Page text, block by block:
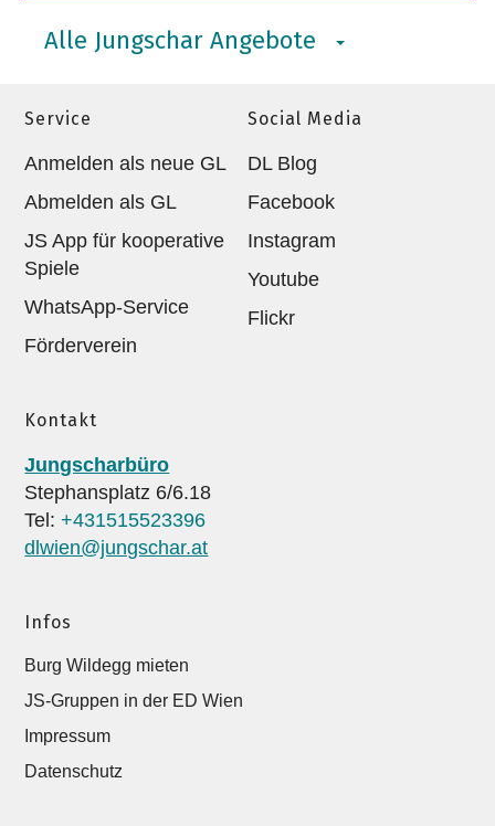
Alle Jungschar Angebote
Service
Anmelden als neue GL
Abmelden als GL
JS App für kooperative
Spiele
WhatsApp-Service
Förderverein
Social Media
DL Blog
Facebook
Instagram
Youtube
Flickr
Kontakt
Jungscharbüro
Stephansplatz 6/6.18
Tel:+431515523396
dlwien@jungschar.at
Infos
Burg Wildegg mieten
JS-Gruppen in der ED Wien
Impressum
Datenschutz